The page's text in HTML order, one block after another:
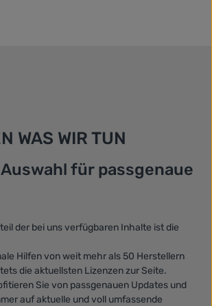
WAS WIR TUN
für passgenaue
der bei uns verfügbaren Inhalte ist die
Hilfen von weit mehr als 50 Herstellern
die aktuellsten Lizenzen zur Seite.
Sie von passgenauen Updates und
auf aktuelle und voll umfassende